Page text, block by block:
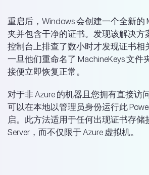
重启后，Windows 会创建一个全新的
夹并包含干净的证书。发现该解决方
控制台上排查了数小时才发现证书相
一旦他们重命名了 MachineKeys 文件
接便立即恢复正常。
对于非 Azure 的机器且您拥有直接访
可以在本地以管理员身份运行此
启。此方法适用于任何出现证书存储
Server，而不仅限于 Azure 虚拟机。